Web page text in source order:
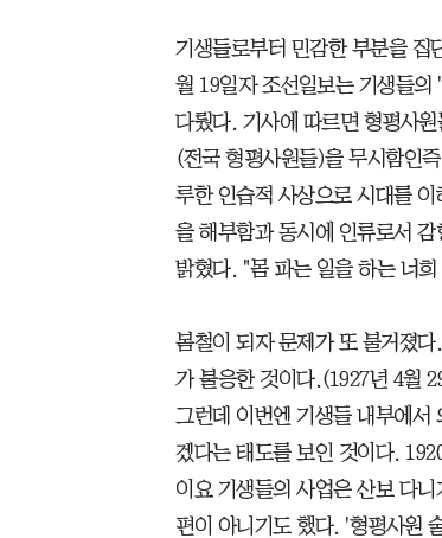
기생들로부터 민감한 부분을 집
월 19일자 조선일보는 기생들의
다뤘다. 기사에 따르면 형평사
(전국 형평사원들)을 무시함인
루한 인습적 사상으로 시대를
을 해부함과 동시에 인류로서
밝혔다. "몸 파는 일을 하는 너
봄철이 되자 문제가 또 불거졌
가 불응한 것이다.(1927년 4월
그런데 이번엔 기생들 내부에서
겠다는 태도를 보인 것이다.
이요 기생들의 사업은 산보 다
편이 아니기도 했다. '형평사원